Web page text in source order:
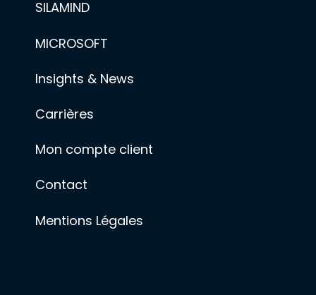
SILAMIND
MICROSOFT
Insights & News
Carrières
Mon compte client
Contact
Mentions Légales